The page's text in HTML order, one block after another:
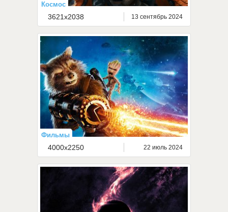
Космос
3621x2038 13 сентябрь 2024
Фильмы
4000x2250 22 июль 2024